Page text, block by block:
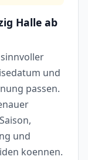
Halle ab
und
passen.
und
koennen.